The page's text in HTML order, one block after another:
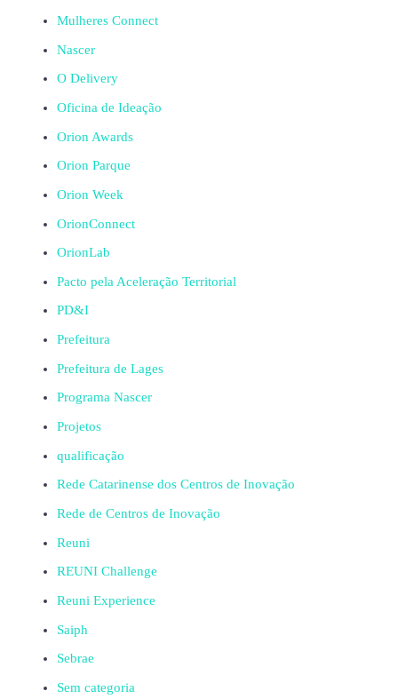
Mulheres Connect
Nascer
O Delivery
Oficina de Ideação
Orion Awards
Orion Parque
Orion Week
OrionConnect
OrionLab
Pacto pela Aceleração Territorial
PD&I
Prefeitura
Prefeitura de Lages
Programa Nascer
Projetos
qualificação
Rede Catarinense dos Centros de Inovação
Rede de Centros de Inovação
Reuni
REUNI Challenge
Reuni Experience
Saiph
Sebrae
Sem categoria